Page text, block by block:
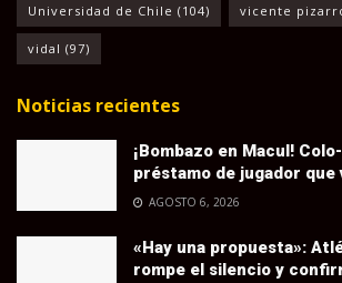
Universidad de Chile (104) vicente
vidal (97)
Noticias recientes
¡Bombazo en Macul!
préstamo de jugador que
AGOSTO 6, 2026
«Hay una propuesta»:
rompe el silencio y